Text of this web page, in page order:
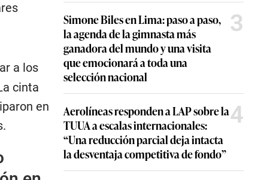
a los
cinta
en
Simone Biles en Lima: paso a paso,
la agenda de la gimnasta más
ganadora del mundo y una visita
que emocionará a toda una
selección nacional
3
Aerolíneas responden a LAP sobre la
TUUA a escalas internacionales:
“Una reducción parcial deja intacta
la desventaja competitiva de fondo”
4